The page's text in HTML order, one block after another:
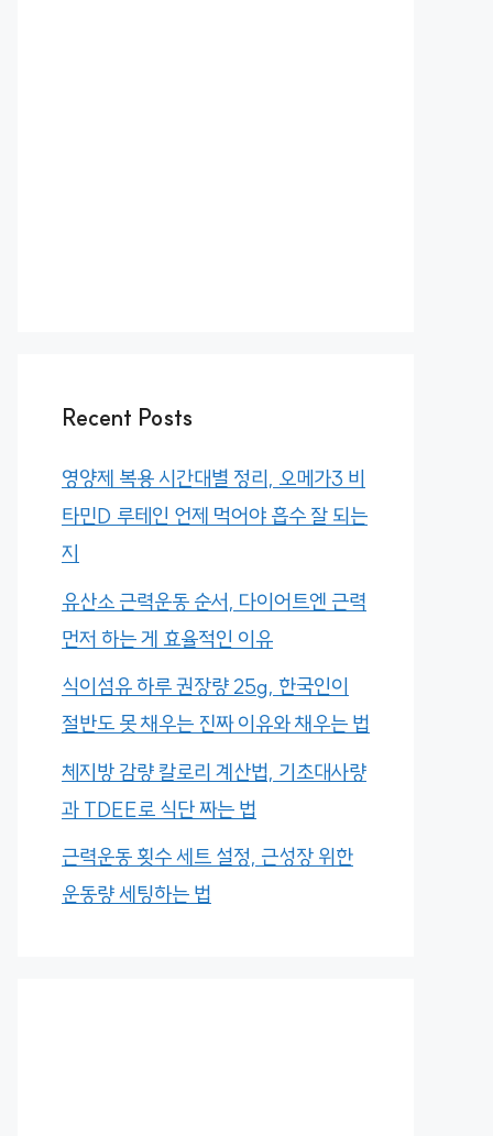
Recent Posts
영양제 복용 시간대별 정리, 오메가3 비
타민D 루테인 언제 먹어야 흡수 잘 되는
지
유산소 근력운동 순서, 다이어트엔 근력
먼저 하는 게 효율적인 이유
식이섬유 하루 권장량 25g, 한국인이
절반도 못 채우는 진짜 이유와 채우는 법
체지방 감량 칼로리 계산법, 기초대사량
과 TDEE로 식단 짜는 법
근력운동 횟수 세트 설정, 근성장 위한
운동량 세팅하는 법